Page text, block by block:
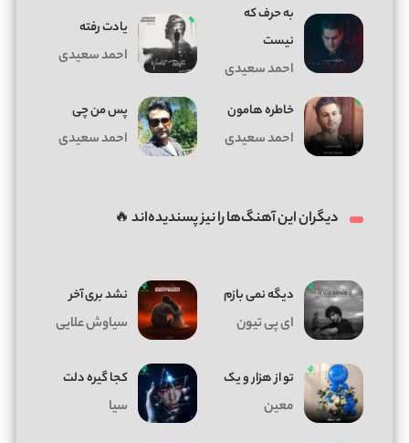
به حرف که
نیست
احمد سعیدی
یادت رفته
احمد سعیدی
خاطره هامون
احمد سعیدی
پس من چی
احمد سعیدی
دیگران این آهنگ‌ها را نیز پسندیده‌اند 🔥
دیگه نمی بازم
ای پی تیون
نشد بری آخر
سیاوش علایی
تو از هزار و یک
معین
کجا گیره دلت
سیا